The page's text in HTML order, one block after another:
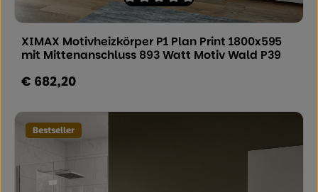
Durchschnittliche Bewertung von 0
XIMAX Motivheizkörper P1 Plan Print 1800x595
mit Mittenanschluss 893 Watt Motiv Wald P39
Regulärer Preis:
€ 682,20
Bestseller